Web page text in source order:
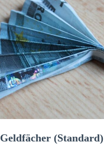
Geldfächer (Standard)